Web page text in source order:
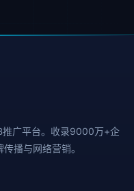
推广平台。收录9000万+企
播与网络营销。